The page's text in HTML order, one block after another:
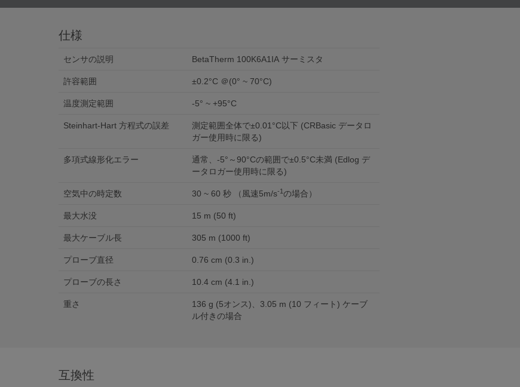
仕様
センサの説明 BetaTherm 100K6A1IA サーミスタ
許容範囲 ±0.2°C ＠(0° ~ 70°C)
温度測定範囲 -5° ~ +95°C
Steinhart-Hart 方程式の誤差
測定範囲全体で±0.01°C以下 (CRBasic データロ
ガー使用時に限る)
多項式線形化エラー
通常、-5°～90°Cの範囲で±0.5°C未満 (Edlog デ
ータロガー使用時に限る)
空気中の時定数 30 ~ 60 秒 （風速5m/s-1の場合）
最大水没 15 m (50 ft)
最大ケーブル長 305 m (1000 ft)
プローブ直径 0.76 cm (0.3 in.)
プローブの長さ 10.4 cm (4.1 in.)
重さ
136 g (5オンス)、3.05 m (10 フィート) ケーブ
ル付きの場合
互換性